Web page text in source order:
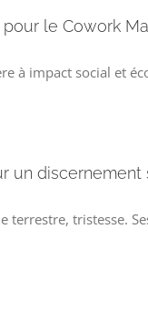
le Cowork
à impact social et
un
terrestre, tristesse.